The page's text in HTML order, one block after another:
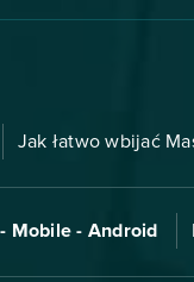
Jak łatwo wbijać
Mobile - Android